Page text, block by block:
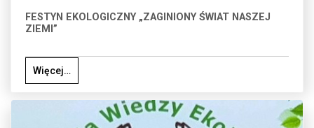
FESTYN EKOLOGICZNY „ZAGINIONY ŚWIAT NASZEJ
ZIEMI”
Więcej…